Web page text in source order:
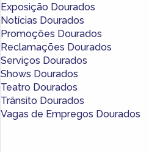
Exposição Dourados
Notícias Dourados
Promoções Dourados
Reclamações Dourados
Serviços Dourados
Shows Dourados
Teatro Dourados
Trânsito Dourados
Vagas de Empregos Dourados